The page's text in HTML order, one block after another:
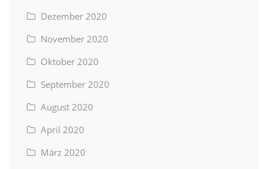
Dezember 2020
November 2020
Oktober 2020
September 2020
August 2020
April 2020
März 2020